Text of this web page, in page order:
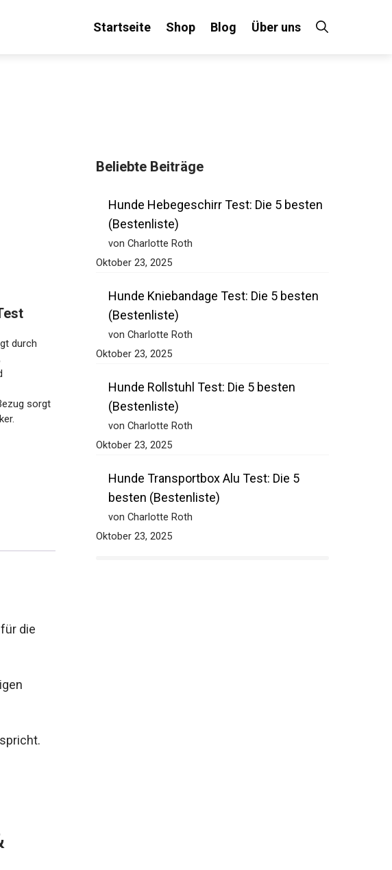
Startseite Shop Blog Über uns
durch
sorgt
die
Beliebte Beiträge
Hunde Hebegeschirr Test: Die 5 besten
(Bestenliste)
von Charlotte Roth
Oktober 23, 2025
Hunde Kniebandage Test: Die 5 besten
(Bestenliste)
von Charlotte Roth
Oktober 23, 2025
Hunde Rollstuhl Test: Die 5 besten
(Bestenliste)
von Charlotte Roth
Oktober 23, 2025
Hunde Transportbox Alu Test: Die 5
besten (Bestenliste)
von Charlotte Roth
Oktober 23, 2025